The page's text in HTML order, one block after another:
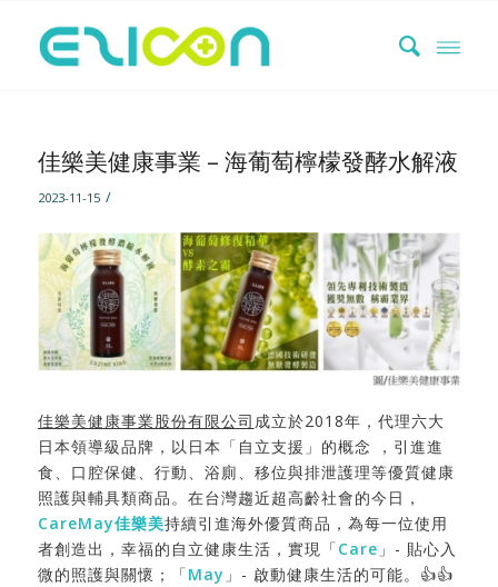
佳樂美健康事業 – 海葡萄檸檬發酵水解液
2023-11-15 /
佳樂美健康事業股份有限公司 成立於2018年，代理六大
日本領導級品牌，以日本「自立支援」的概念 ，引進進
食、口腔保健、行動、浴廁、移位與排泄護理等優質健康
照護與輔具類商品。在台灣趨近超高齡社會的今日，
CareMay佳樂美持續引進海外優質商品，為每一位使用
者創造出，幸福的自立健康生活，實現「Care 」- 貼心入
微的照護與關懷；「May 」- 啟動健康生活的可能。👍👍